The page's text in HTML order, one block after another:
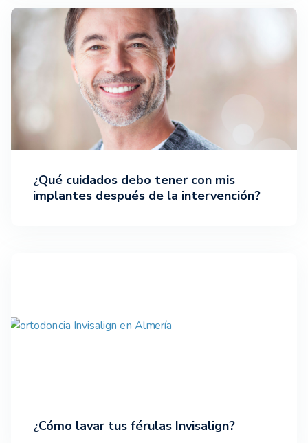
¿Qué cuidados debo tener con mis
implantes después de la intervención?
¿Cómo lavar tus férulas Invisalign?